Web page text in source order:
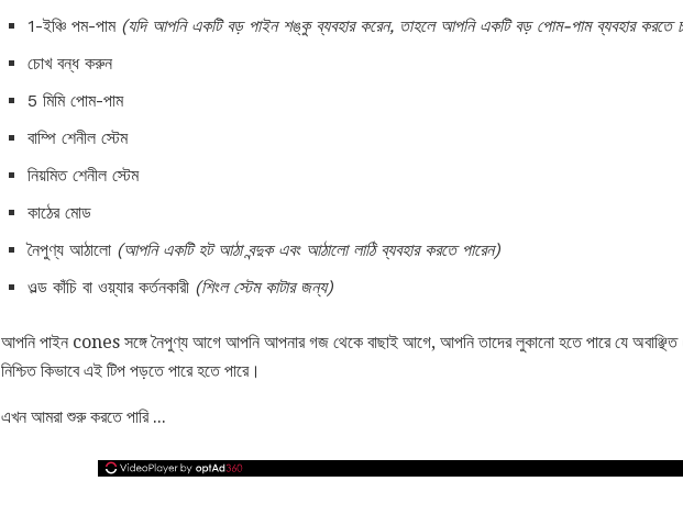
1-ইঞ্চি পম-পাম (যদি আপনি একটি বড় পাইন শঙ্কু ব্যবহার করেন, তাহলে আপনি একটি বড় পোম-পাম ব্যবহার করতে
চোখ বন্ধ করুন
5 মিমি পোম-পাম
বাম্পি শেনীল স্টেম
নিয়মিত শেনীল স্টেম
কাঠের মোড
নৈপুণ্য আঠালো (আপনি একটি হট আঠা বন্দুক এবং আঠালো লাঠি ব্যবহার করতে পারেন)
ওল্ড কাঁচি বা ওয়্যার কর্তনকারী (শিংল স্টেম কাটার জন্য)
আপনি পাইন cones সঙ্গে নৈপুণ্য আগে আপনি আপনার গজ থেকে বাছাই আগে, আপনি তাদের লুকানো হতে পারে যে
নিশ্চিত কিভাবে এই টিপ পড়তে পারে হতে পারে।
এখন আমরা শুরু করতে পারি ...